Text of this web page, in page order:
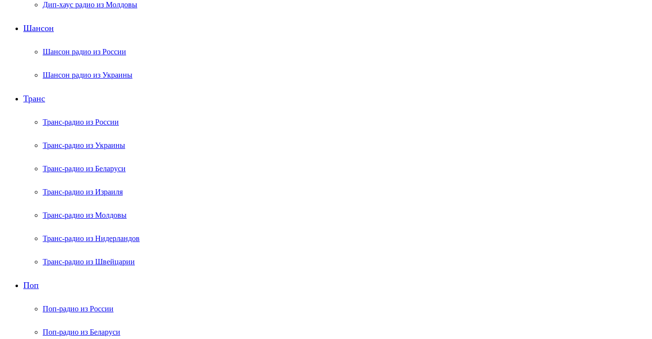
Дип-хаус радио из Молдовы
Шансон
Шансон радио из России
Шансон радио из Украины
Транс
Транс-радио из России
Транс-радио из Украины
Транс-радио из Беларуси
Транс-радио из Израиля
Транс-радио из Молдовы
Транс-радио из Нидерландов
Транс-радио из Швейцарии
Поп
Поп-радио из России
Поп-радио из Беларуси